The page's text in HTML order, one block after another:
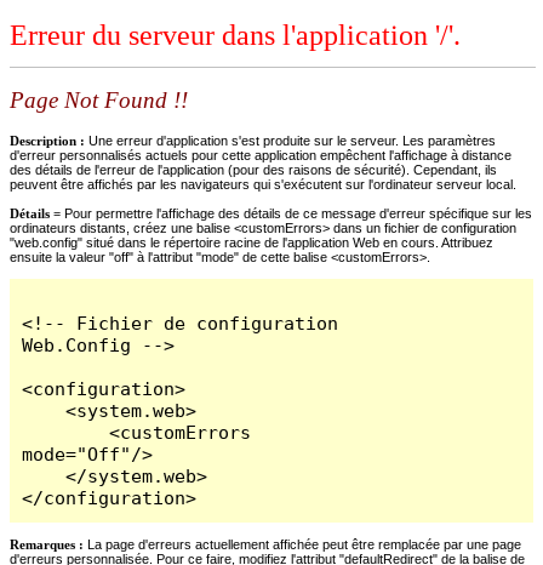
Erreur du serveur dans l'application '/'.
Page Not Found !!
Description : Une erreur d'application s'est produite sur le serveur. Les paramètres
d'erreur personnalisés actuels pour cette application empêchent l'affichage à distance
des détails de l'erreur de l'application (pour des raisons de sécurité). Cependant, ils
peuvent être affichés par les navigateurs qui s'exécutent sur l'ordinateur serveur local.
Détails = Pour permettre l'affichage des détails de ce message d'erreur spécifique sur les
ordinateurs distants, créez une balise <customErrors> dans un fichier de configuration
"web.config" situé dans le répertoire racine de l'application Web en cours. Attribuez
ensuite la valeur "off" à l'attribut "mode" de cette balise <customErrors>.
<!-- Fichier de configuration
Web.Config -->
<configuration>
    <system.web>
        <customErrors
mode="Off"/>
    </system.web>
</configuration>
Remarques : La page d'erreurs actuellement affichée peut être remplacée par une page
d'erreurs personnalisée. Pour ce faire, modifiez l'attribut "defaultRedirect" de la balise de